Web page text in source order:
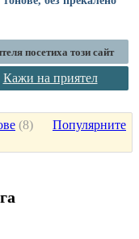
посетиха този сайт
Кажи на приятел
(8) Популярните